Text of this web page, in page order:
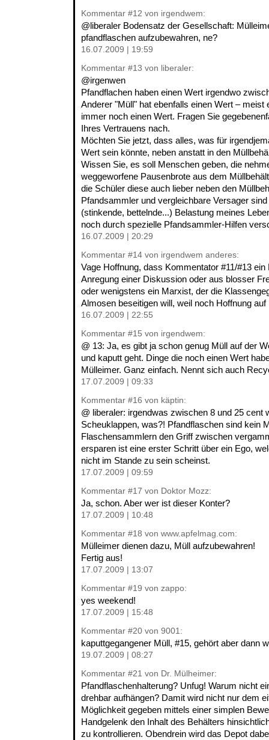
Kommentar #12 von irgendwem:
@liberaler Bodensatz der Gesellschaft:
pfandflaschen aufzubewahren, ne?
16.07.2009 | 19:59
Kommentar #13 von liberaler:
@irgenwen
Pfandflachen haben einen Wert irgendwo
Anderer "Müll" hat ebenfalls einen Wert – meist
immer noch einen Wert. Fragen Sie
Ihres Vertrauens nach.
Möchten Sie jetzt, dass alles, was für
Wert sein könnte, neben anstatt in den
Wissen Sie, es soll Menschen geben, die
weggeworfene Pausenbrote aus dem
die Schüler diese auch lieber neben den
Pfandsammler und vergleichbare Versager
(stinkende, bettelnde...) Belastung meines
noch durch spezielle Pfandsammler-Hilfen
16.07.2009 | 20:29
Kommentar #14 von irgendwem anderes:
Vage Hoffnung, dass Kommentator #11/#13
Anregung einer Diskussion oder aus blosser
oder wenigstens ein Marxist, der die
Almosen beseitigen will, weil noch Hoffnung auf
16.07.2009 | 22:55
Kommentar #15 von irgendwem:
@ 13: Ja, es gibt ja schon genug Müll auf der
und kaputt geht. Dinge die noch einen Wert
Mülleimer. Ganz einfach. Nennt sich auch
17.07.2009 | 09:33
Kommentar #16 von käptin:
@ liberaler: irgendwas zwischen 8 und 25 cent
Scheuklappen, was?! Pfandflaschen sind kein
Flaschensammlern den Griff zwischen
ersparen ist eine erster Schritt über ein Ego,
nicht im Stande zu sein scheinst.
17.07.2009 | 09:59
Kommentar #17 von Doktor Mozz:
Ja, schon. Aber wer ist dieser Konter?
17.07.2009 | 10:48
Kommentar #18 von www.apfelmag.com:
Mülleimer dienen dazu, Müll aufzubewahren!
Fertig aus!
17.07.2009 | 13:07
Kommentar #19 von zappo:
yes weekend!
17.07.2009 | 15:48
Kommentar #20 von 9001:
kaputtgegangener Müll, #15, gehört aber dann
19.07.2009 | 08:27
Kommentar #21 von Dr. Mülheimer:
Pfandflaschenhalterung? Unfug! Warum nicht
drehbar aufhängen? Damit wird nicht nur dem
Möglichkeit gegeben mittels einer simplen
Handgelenk den Inhalt des Behälters
zu kontrollieren. Obendrein wird das Depot